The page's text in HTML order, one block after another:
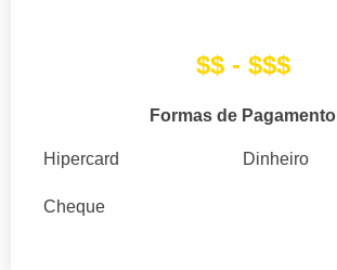
$$ - $$$
Formas de Pagamento
Hipercard Dinheiro
Cheque